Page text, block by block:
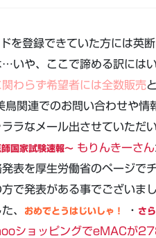
を登録できていた方には英
いや、ここで諦める訳には
わらず希望者には全数販売
鳥関連でのお問い合わせや
ラなメール出させていただ
国家試験速報～ もりんきーさん
表を厚生労働省のページ
で発表がある事でございま
、
おめでとうはじいしゃ！ ・ さ
ショッピングでeMACが